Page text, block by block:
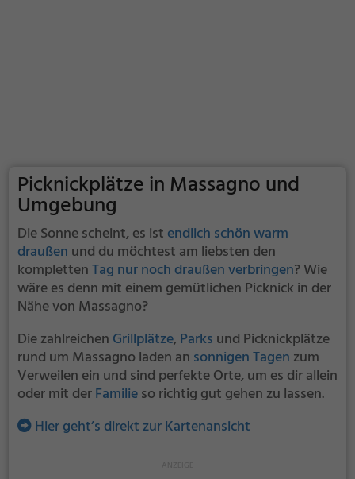
Picknickplätze in Massagno und
Umgebung
Die Sonne scheint, es ist endlich schön warm
draußen und du möchtest am liebsten den
komplettenTag nur noch draußen verbringen? Wie
wäre es denn mit einem gemütlichen Picknick in der
Nähe von Massagno?
Die zahlreichen Grillplätze,Parks und Picknickplätze
rund um Massagno laden an sonnigen Tagen zum
Verweilen ein und sind perfekte Orte, um es dir allein
oder mit derFamilieso richtig gut gehen zu lassen.
Hier geht’s direkt zur Kartenansicht